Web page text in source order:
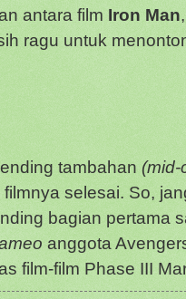
antara film Iron Man
ragu untuk
tambahan (mid-
filmnya selesai. So,
bagian pertama
anggota
film-film Phase III